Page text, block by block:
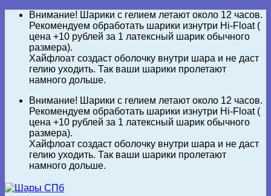
Skip
content
Внимание! Шарики с гелием летают около 12 часов.
Рекомендуем обработать шарики изнутри Hi-Float (
цена +10 рублей за 1 латексный шарик обычного
размера).
Хайфлоат создаст оболочку внутри шара и не даст
гелию уходить. Так ваши шарики пролетают
намного дольше.
Внимание! Шарики с гелием летают около 12 часов.
Рекомендуем обработать шарики изнутри Hi-Float (
цена +10 рублей за 1 латексный шарик обычного
размера).
Хайфлоат создаст оболочку внутри шара и не даст
гелию уходить. Так ваши шарики пролетают
намного дольше.